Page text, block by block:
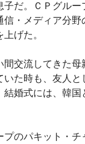
だ。ＣＰグル
・メディア分
げた。
交流してきた
いた時も、友人
婚式には、韓
プのパキット・